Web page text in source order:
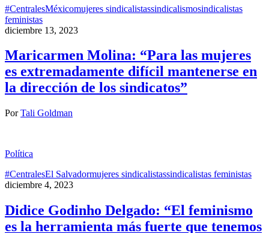
#CentralesMéxicomujeres sindicalistassindicalismosindicalistas
feministas
diciembre 13, 2023
Maricarmen Molina: “Para las mujeres
es extremadamente difícil mantenerse en
la dirección de los sindicatos”
PorTali Goldman
Política
#CentralesEl Salvadormujeres sindicalistassindicalistas feministas
diciembre 4, 2023
Didice Godinho Delgado: “El feminismo
es la herramienta más fuerte que tenemos